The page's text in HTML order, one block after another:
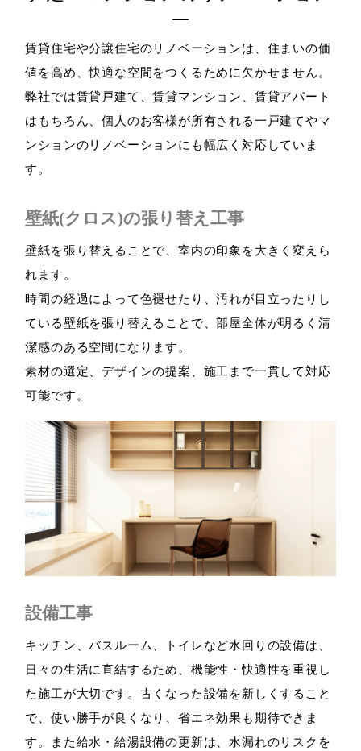
賃貸住宅や分譲住宅のリノベーションは、住まいの価
値を高め、快適な空間をつくるために欠かせません。
弊社では賃貸戸建て、賃貸マンション、賃貸アパート
はもちろん、個人のお客様が所有される一戸建てやマ
ンションのリノベーションにも幅広く対応していま
す。
壁紙(クロス)の張り替え工事
壁紙を張り替えることで、室内の印象を大きく変えら
れます。
時間の経過によって色褪せたり、汚れが目立ったりし
ている壁紙を張り替えることで、部屋全体が明るく清
潔感のある空間になります。
素材の選定、デザインの提案、施工まで一貫して対応
可能です。
設備工事
キッチン、バスルーム、トイレなど水回りの設備は、
日々の生活に直結するため、機能性・快適性を重視し
た施工が大切です。古くなった設備を新しくすること
で、使い勝手が良くなり、省エネ効果も期待できま
す。また給水・給湯設備の更新は、水漏れのリスクを